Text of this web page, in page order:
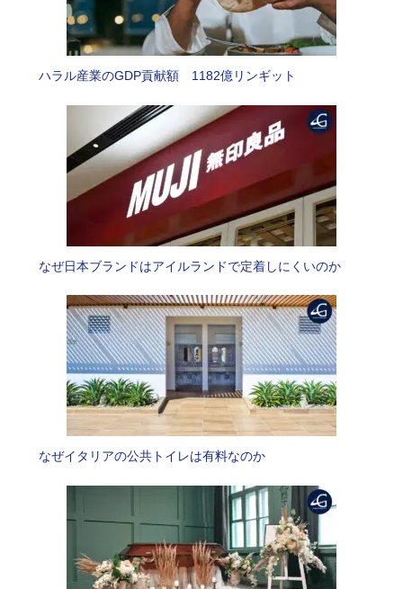
ハラル産業のGDP貢献額 1182億リンギット
なぜ日本ブランドはアイルランドで定着しにくいのか
なぜイタリアの公共トイレは有料なのか